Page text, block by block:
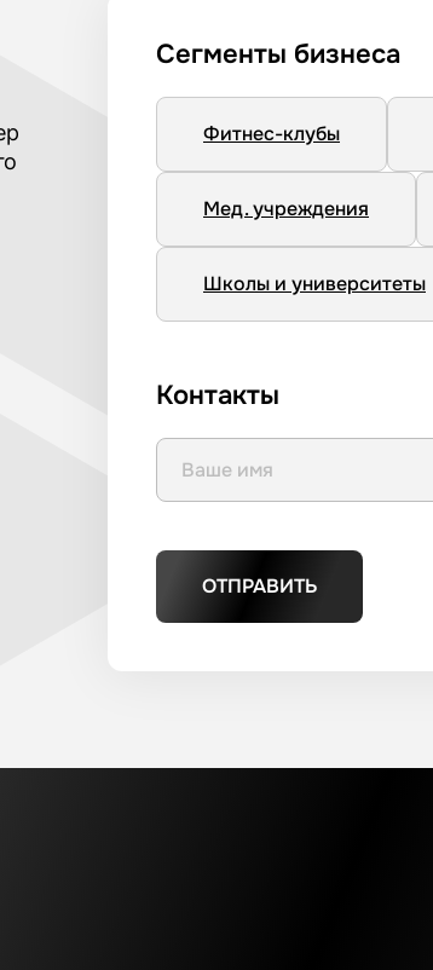
Сегменты бизнеса
Фитнес-клубы
Мед. учреждения
Школы и университеты
Контакты
ОТПРАВИТЬ